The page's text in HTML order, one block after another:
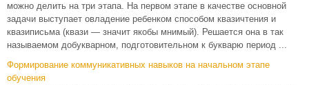
можно делить на три этапа. На первом этапе в качестве основной
задачи выступает овладение ребенком способом квазичтения и
квазиписьма (квази — значит якобы мнимый). Решается она в так
называемом добукварном, подготовительном к букварю период ...
Формирование коммуникативных навыков на начальном этапе
обучения